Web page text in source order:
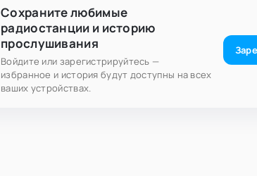
Сохраните любимые
радиостанции и историю
прослушивания
Войдите или зарегистрируйтесь —
избранное и история будут доступны на всех
ваших устройствах.